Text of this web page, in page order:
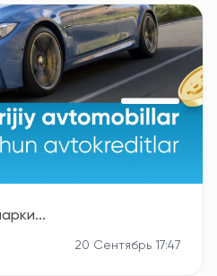
20 Сентябрь 17:47